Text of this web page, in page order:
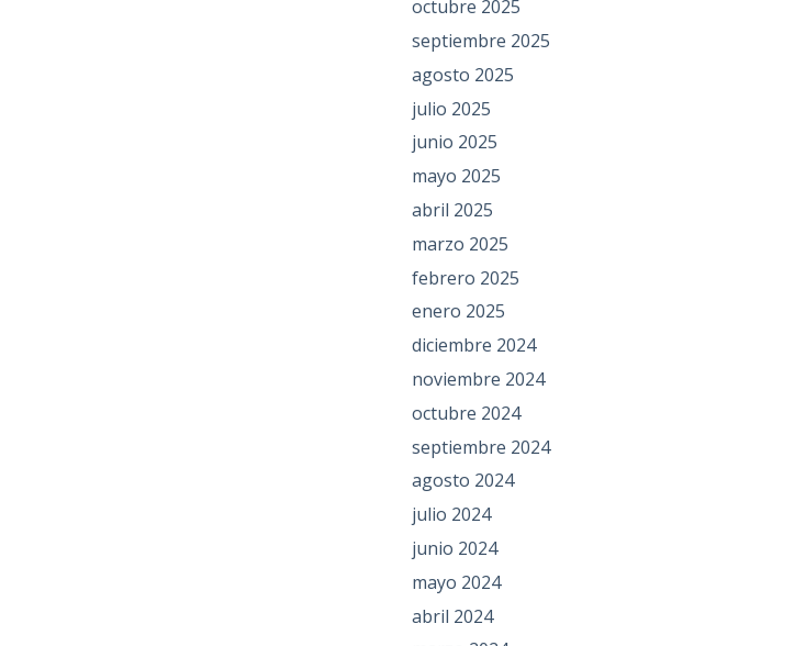
octubre 2025
septiembre 2025
agosto 2025
julio 2025
junio 2025
mayo 2025
abril 2025
marzo 2025
febrero 2025
enero 2025
diciembre 2024
noviembre 2024
octubre 2024
septiembre 2024
agosto 2024
julio 2024
junio 2024
mayo 2024
abril 2024